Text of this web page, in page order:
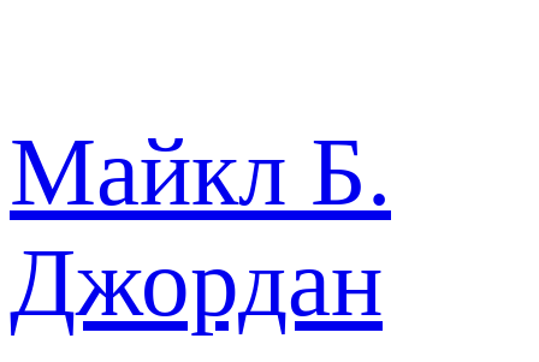
Майкл Б.
Джордан